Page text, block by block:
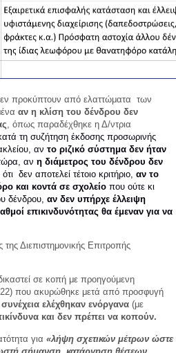
προκύπτουν από ελαττώματα των
αν η κλίση του δένδρου δεν
, όπως παραδέχθηκε η Δ/ντρια
τη συζήτηση έκδοσης προσωρινής
αν το ριζικό σύστημα δεν ήταν
αν η διάμετρος του δένδρου δεν
δεν αποτελεί τέτοιο κριτήριο, αν το
και κοντά σε σχολείο που ούτε κι
δένδρου, αν δεν υπήρχε έλλειψη
επικινδυνότητας θα έμεναν για να
Διεπιστημονικής Επιτροπής
σε κοπή με προηγούμενη
που ακυρώθηκε μετά από προσφυγή
ελέχθηκαν ενόργανα (με
και δεν πρέπει να κοπούν.
για «λήψη σχετικών μέτρων ώστε